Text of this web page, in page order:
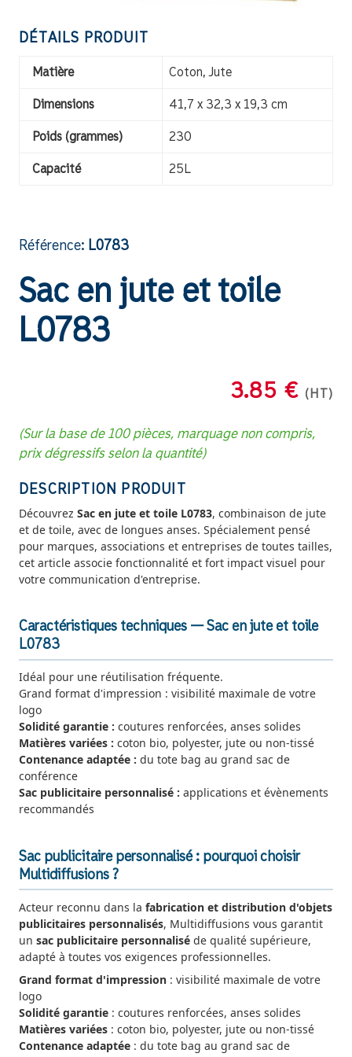
DÉTAILS PRODUIT
Matière Coton, Jute
Dimensions 41,7 x 32,3 x 19,3 cm
Poids (grammes) 230
Capacité 25L
Référence: L0783
Sac en jute et toile
L0783
3.85 € (HT)
(Sur la base de 100 pièces, marquage non compris,
prix dégressifs selon la quantité)
DESCRIPTION PRODUIT
Découvrez Sac en jute et toile L0783, combinaison de jute
et de toile, avec de longues anses. Spécialement pensé
pour marques, associations et entreprises de toutes tailles,
cet article associe fonctionnalité et fort impact visuel pour
votre communication d'entreprise.
Caractéristiques techniques — Sac en jute et toile
L0783
Idéal pour une réutilisation fréquente.
Grand format d'impression : visibilité maximale de votre
logo
Solidité garantie : coutures renforcées, anses solides
Matières variées : coton bio, polyester, jute ou non-tissé
Contenance adaptée : du tote bag au grand sac de
conférence
Sac publicitaire personnalisé : applications et évènements
recommandés
Sac publicitaire personnalisé : pourquoi choisir
Multidiffusions ?
Acteur reconnu dans la fabrication et distribution d'objets
publicitaires personnalisés, Multidiffusions vous garantit
un sac publicitaire personnalisé de qualité supérieure,
adapté à toutes vos exigences professionnelles.
Grand format d'impression : visibilité maximale de votre
logo
Solidité garantie : coutures renforcées, anses solides
Matières variées : coton bio, polyester, jute ou non-tissé
Contenance adaptée : du tote bag au grand sac de